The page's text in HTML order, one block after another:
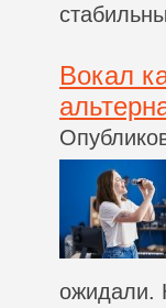
Вокал
ожидали.